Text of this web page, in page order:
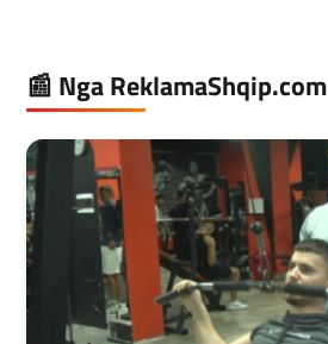
📰 Nga ReklamaShqip.com